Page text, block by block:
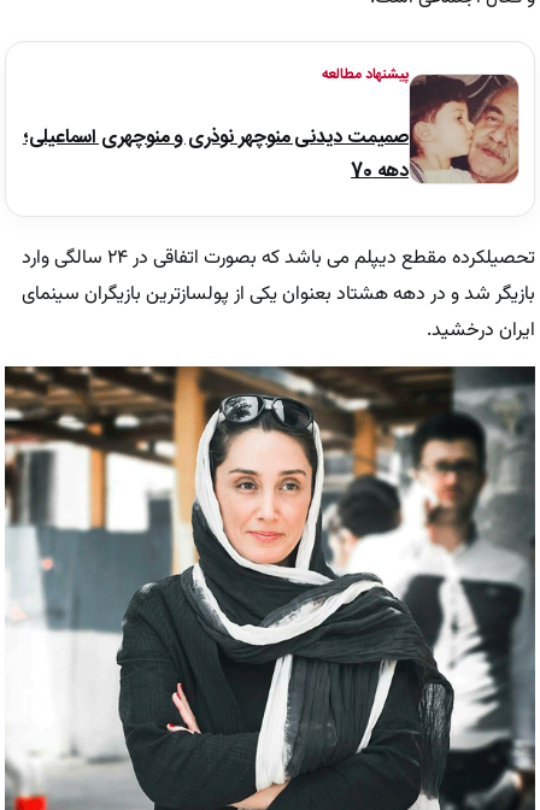
پیشنهاد مطالعه
صمیمت دیدنی منوچهر نوذری و منوچهری اسماعیلی؛
دهه 70
تحصیلکرده مقطع دیپلم می باشد که بصورت اتفاقی در ۲۴ سالگی وارد
بازیگر شد و در دهه هشتاد بعنوان یکی از پولسازترین بازیگران سینمای
ایران درخشید.